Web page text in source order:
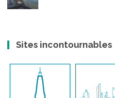
Sites incontournables